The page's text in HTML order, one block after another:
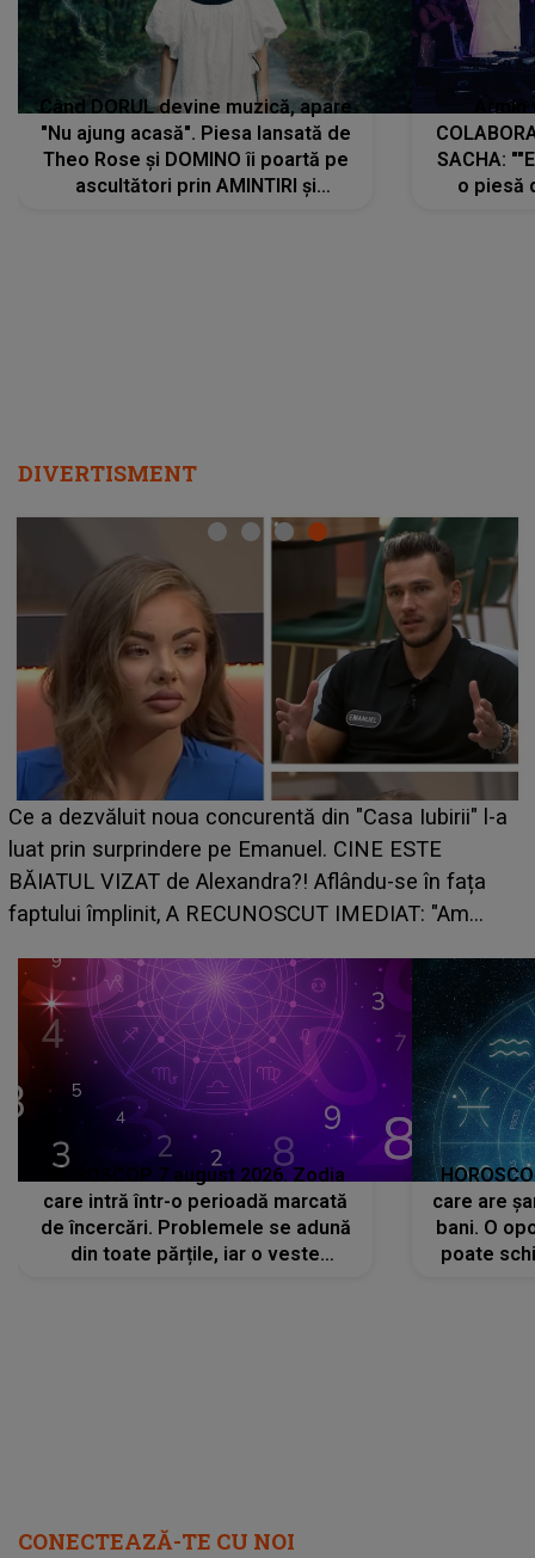
Când DORUL devine muzică, apare
"Nu ajung acasă". Piesa lansată de
Theo Rose și DOMINO îi poartă pe
ascultători prin AMINTIRI și
SACHA:
o piesă
DIVERTISMENT
Ce a dezvăluit noua concurentă din "Casa Iubirii" l-a
luat prin surprindere pe Emanuel. CINE ESTE
BĂIATUL VIZAT de Alexandra?! Aflându-se în fața
faptului împlinit, A RECUNOSCUT IMEDIAT: "Am
HOROSCOP 7 august 2026. Zodia
care intră într-o perioadă marcată
de încercări. Problemele se adună
din toate părțile, iar o veste
care are
bani. O
poate
CONECTEAZĂ-TE CU NOI